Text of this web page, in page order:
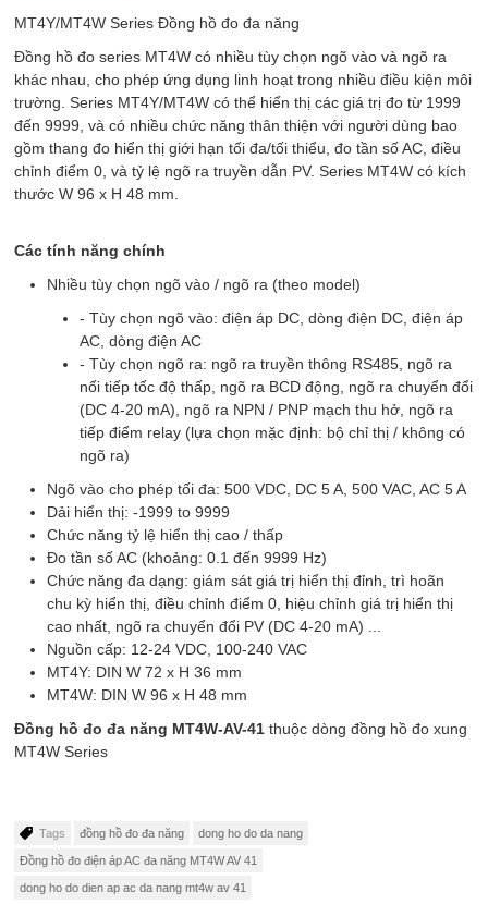
MT4Y/MT4W Series Đồng hồ đo đa năng
Đồng hồ đo series MT4W có nhiều tùy chọn ngõ vào và ngõ ra
khác nhau, cho phép ứng dụng linh hoạt trong nhiều điều kiện môi
trường. Series MT4Y/MT4W có thể hiển thị các giá trị đo từ 1999
đến 9999, và có nhiều chức năng thân thiện với người dùng bao
gồm thang đo hiển thị giới hạn tối đa/tối thiểu, đo tần số AC, điều
chỉnh điểm 0, và tỷ lệ ngõ ra truyền dẫn PV. Series MT4W có kích
thước W 96 x H 48 mm.
Các tính năng chính
Nhiều tùy chọn ngõ vào / ngõ ra (theo model)
- Tùy chọn ngõ vào: điện áp DC, dòng điện DC, điện áp
AC, dòng điện AC
- Tùy chọn ngõ ra: ngõ ra truyền thông RS485, ngõ ra
nối tiếp tốc độ thấp, ngõ ra BCD động, ngõ ra chuyển đổi
(DC 4-20 mA), ngõ ra NPN / PNP mạch thu hở, ngõ ra
tiếp điểm relay (lựa chọn mặc định: bộ chỉ thị / không có
ngõ ra)
Ngõ vào cho phép tối đa: 500 VDC, DC 5 A, 500 VAC, AC 5 A
Dải hiển thị: -1999 to 9999
Chức năng tỷ lệ hiển thị cao / thấp
Đo tần số AC (khoảng: 0.1 đến 9999 Hz)
Chức năng đa dạng: giám sát giá trị hiển thị đỉnh, trì hoãn
chu kỳ hiển thị, điều chỉnh điểm 0, hiệu chỉnh giá trị hiển thị
cao nhất, ngõ ra chuyển đổi PV (DC 4-20 mA) ...
Nguồn cấp: 12-24 VDC, 100-240 VAC
MT4Y: DIN W 72 x H 36 mm
MT4W: DIN W 96 x H 48 mm
Đồng hồ đo đa năng MT4W-AV-41 thuộc dòng đồng hồ đo xung
MT4W Series
Tags đồng hồ đo đa năng dong ho do da nang
Đồng hồ đo điện áp AC đa năng MT4W AV 41
dong ho do dien ap ac da nang mt4w av 41